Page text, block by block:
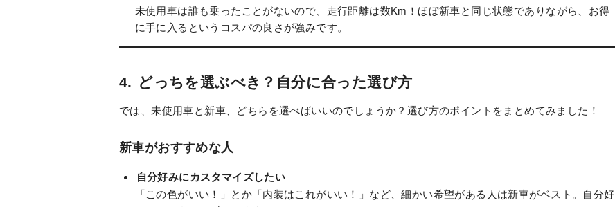
未使用車は誰も乗ったことがないので、走行距離は数Km！ほぼ新車と同じ状態でありながら、お得
に手に入るというコスパの良さが強みです。
4. どっちを選ぶべき？自分に合った選び方
では、未使用車と新車、どちらを選べばいいのでしょうか？選び方のポイントをまとめてみました！
新車がおすすめな人
自分好みにカスタマイズしたい
「この色がいい！」とか「内装はこれがいい！」など、細かい希望がある人は新車がベスト。自分好